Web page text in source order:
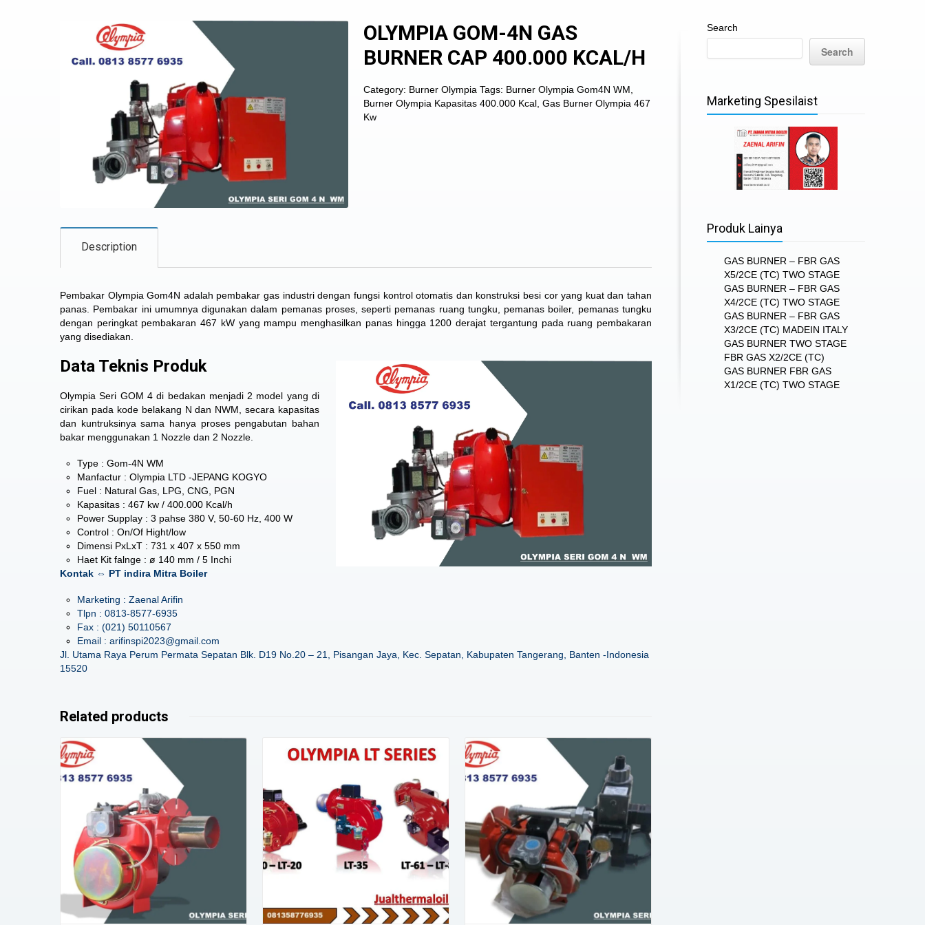
OLYMPIA GOM-4N GAS
BURNER CAP 400.000 KCAL/H
Category: Burner Olympia Tags: Burner Olympia Gom4N WM
Burner Olympia Kapasitas 400.000 Kcal ,Gas Burner Olympia 467
Kw
Description
Pembakar Olympia Gom4N adalah pembakar gas industri dengan fungsi kontrol otomatis dan konstruksi besi cor yang kuat dan tahan
panas. Pembakar ini umumnya digunakan dalam pemanas proses, seperti pemanas ruang tungku, pemanas boiler, pemanas tungku
dengan peringkat pembakaran 467 kW yang mampu menghasilkan panas hingga 1200 derajat tergantung pada ruang pembakaran
yang disediakan.
Data Teknis Produk
Olympia Seri GOM 4 di bedakan menjadi 2 model yang di
cirikan pada kode belakang N dan NWM, secara kapasitas
dan kuntruksinya sama hanya proses pengabutan bahan
bakar menggunakan 1 Nozzle dan 2 Nozzle.
Type : Gom-4N WM
Manfactur : Olympia LTD -JEPANG KOGYO
Fuel : Natural Gas, LPG, CNG, PGN
Kapasitas : 467 kw / 400.000 Kcal/h
Power Supplay : 3 pahse 380 V, 50-60 Hz, 400 W
Control : On/Of Hight/low
Dimensi PxLxT : 731 x 407 x 550 mm
Haet Kit falnge : ø 140 mm / 5 Inchi
Kontak ⇔ PT indira Mitra Boiler
Marketing : Zaenal Arifin
Tlpn : 0813-8577-6935
Fax : (021) 50110567
Email : arifinspi2023@gmail.com
Jl. Utama Raya Perum Permata Sepatan Blk. D19 No.20 – 21, Pisangan Jaya, Kec. Sepatan, Kabupaten Tangerang, Banten -Indonesia
15520
Related products
Search
Search
Marketing Spesilaist
Produk Lainya
GAS BURNER – FBR GAS
X5/2CE (TC) TWO STAGE
GAS BURNER – FBR GAS
X4/2CE (TC) TWO STAGE
GAS BURNER – FBR GAS
X3/2CE (TC) MADEIN ITALY
GAS BURNER TWO STAGE
FBR GAS X2/2CE (TC)
GAS BURNER FBR GAS
X1/2CE (TC) TWO STAGE